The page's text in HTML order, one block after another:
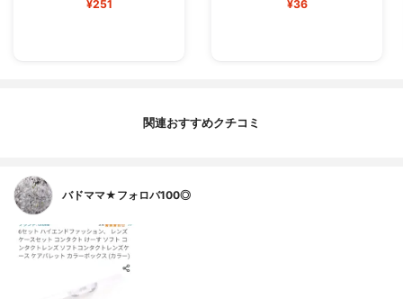
¥251 ¥36
関連おすすめクチコミ
バドママ★フォロバ100◎